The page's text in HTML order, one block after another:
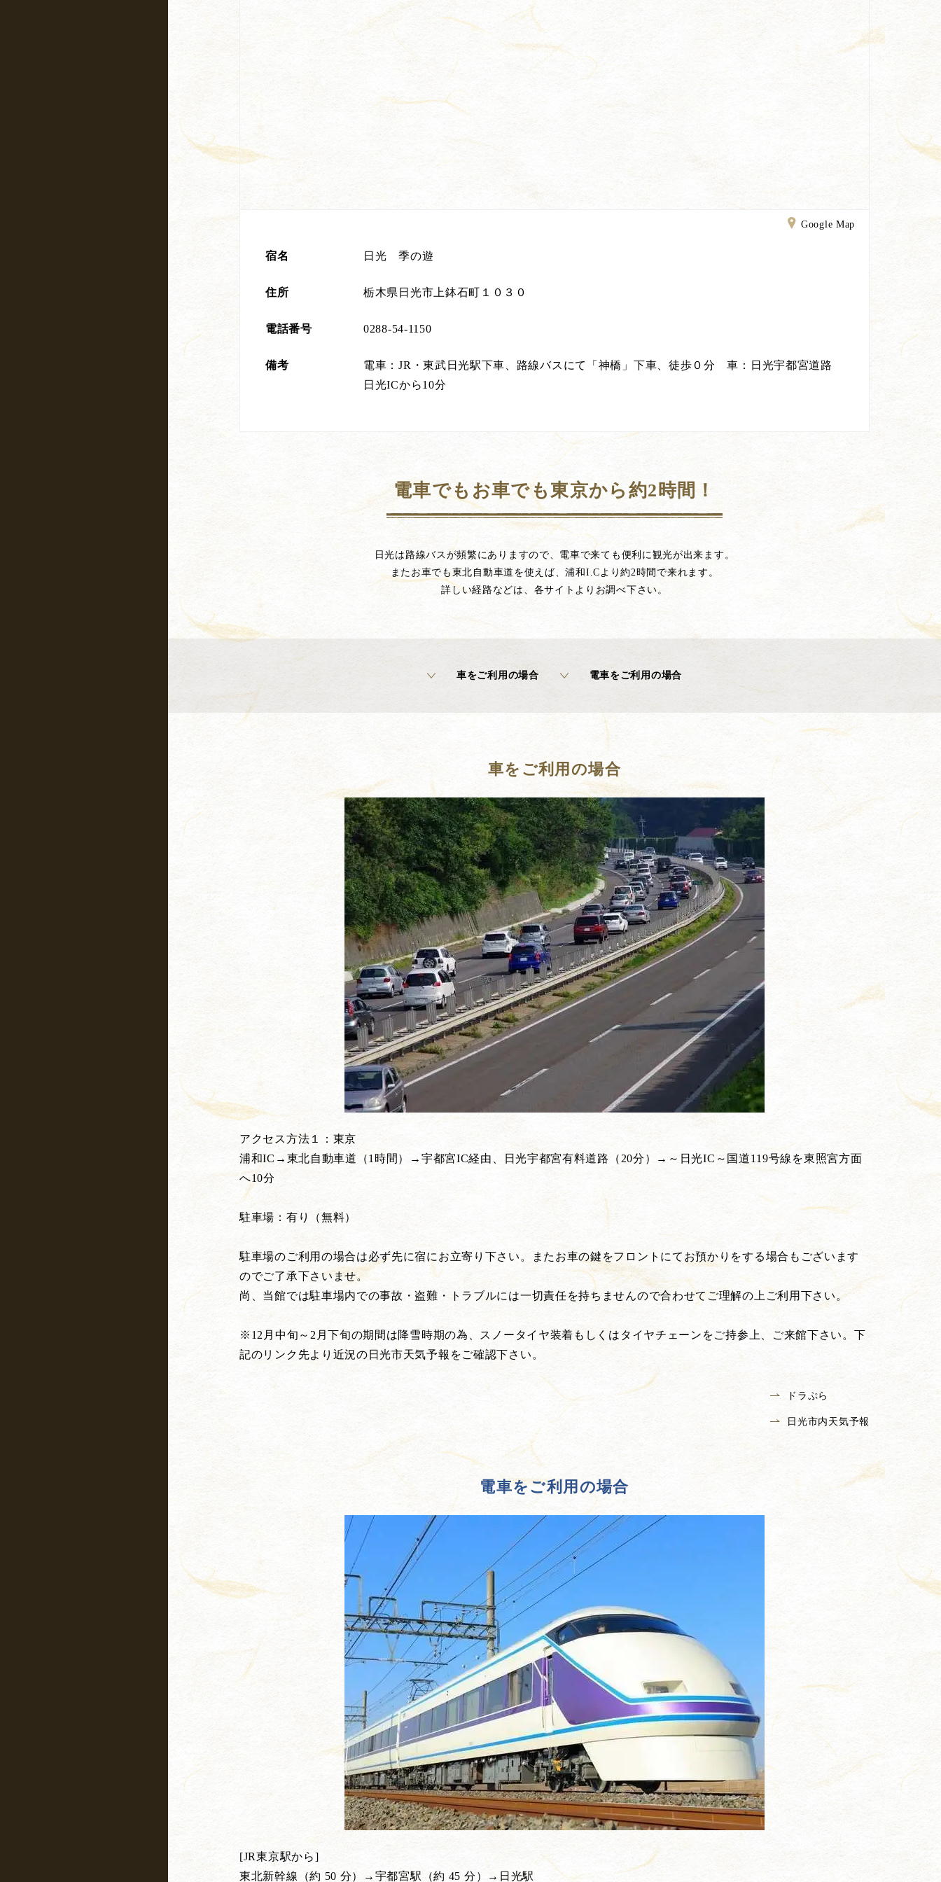
Google Map
宿名 日光 季の遊
住所 栃木県日光市上鉢石町１０３０
電話番号 0288-54-1150
備考
電車：JR・東武日光駅下車、路線バスにて「神橋」下車、徒歩０分 車：日光宇都宮道路
日光ICから10分
電車でもお車でも東京から約2時間！
日光は路線バスが頻繁にありますので、電車で来ても便利に観光が出来ます。
またお車でも東北自動車道を使えば、浦和I.Cより約2時間で来れます。
詳しい経路などは、各サイトよりお調べ下さい。
車をご利用の場合 電車をご利用の場合
車をご利用の場合
アクセス方法１：東京
浦和IC→東北自動車道（1時間）→宇都宮IC経由、日光宇都宮有料道路（20分）→～日光IC～国道119号線を東照宮方面
へ10分
駐車場：有り（無料）
駐車場のご利用の場合は必ず先に宿にお立寄り下さい。またお車の鍵をフロントにてお預かりをする場合もございます
のでご了承下さいませ。
尚、当館では駐車場内での事故・盗難・トラブルには一切責任を持ちませんので合わせてご理解の上ご利用下さい。
※12月中旬～2月下旬の期間は降雪時期の為、スノータイヤ装着もしくはタイヤチェーンをご持参上、ご来館下さい。下
記のリンク先より近況の日光市天気予報をご確認下さい。
ドラぷら
日光市内天気予報
電車をご利用の場合
[JR東京駅から]
東北新幹線（約 50 分）→宇都宮駅（約 45 分）→日光駅